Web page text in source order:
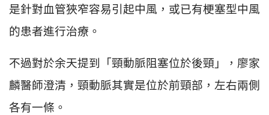
是針對血管狹窄容易引起中風，或已有梗塞型中風
的患者進行治療。
不過對於余天提到「頸動脈阻塞位於後頸」，廖家
麟醫師澄清，頸動脈其實是位於前頸部，左右兩側
各有一條。